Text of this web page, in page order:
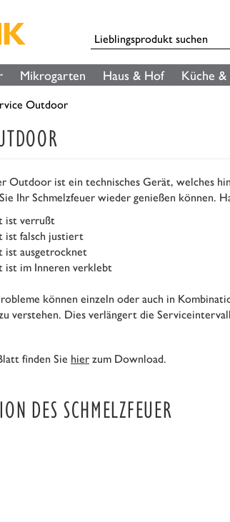
Mikrogarten Haus & Hof Küche &
Outdoor
Outdoor ist ein technisches Gerät, welches
Ihr Schmelzfeuer wieder genießen können.
ist verrußt
ist falsch justiert
ist ausgetrocknet
ist im Inneren verklebt
können einzeln oder auch in
verstehen. Dies verlängert die
finden Sie hierzum Download.
DES SCHMELZFEUER